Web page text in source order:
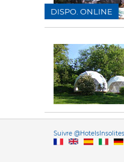
DISPO. ONLINE
Suivre @HotelsInsolites